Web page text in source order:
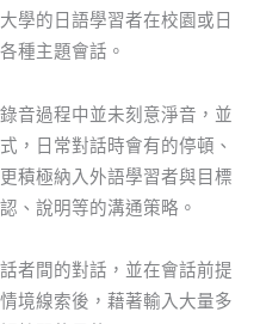
學的日語學習者在校園或日
種主題會話。
音過程中並未刻意淨音，並
，日常對話時會有的停頓、
積極納入外語學習者與目標
、說明等的溝通策略。
者間的對話，並在會話前提
境線索後，藉著輸入大量多